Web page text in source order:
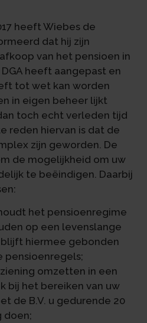
heeft Wiebes de
dat hij zijn
van het pensioen in
heeft aangepast en
tot wet kan worden
in eigen beheer lijkt
toch echt verleden tijd
reden hiervan is dat de
zijn geworden. De
de mogelijkheid om uw
te beëindigen. Daarbij
het pensioenregime
op een levenslange
blijft hiermee gebonden
pensioenregels;
omzetten in een
bij het bereiken van uw
de B.V. u gedurende 20
doen;